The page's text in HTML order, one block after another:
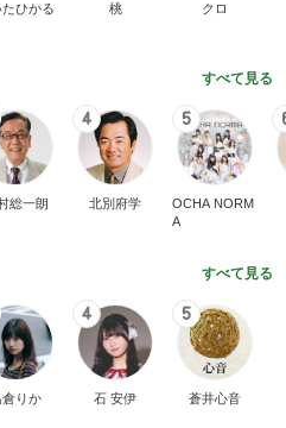
ひかる 桃 クロ
すべて見る
総一朗
4
北別府学
5
OCHA NORM
A
すべて見る
倉りか
4
石 安伊
5
蒼井心音